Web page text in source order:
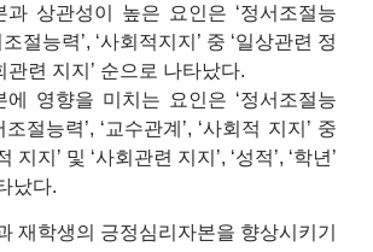
과 상관성이 높은 요인은 ‘정서조절능
절능력’, ‘사회적지지’ 중 ‘일상관련 정
관련 지지’ 순으로 나타났다.
에 영향을 미치는 요인은 ‘정서조절능
조절능력’, ‘교수관계’, ‘사회적 지지’ 중
지지’ 및 ‘사회관련 지지’, ‘성적’, ‘학년’
났다.
재학생의 긍정심리자본을 향상시키기